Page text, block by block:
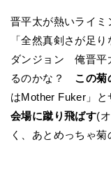
晋平太が熱いライミ
「全然真剣さが足
ダンジョン 俺晋平
るのかな？ この菊
はMother Fuker」と
会場に蹴り飛ばす(
く、あとめっちゃ菊